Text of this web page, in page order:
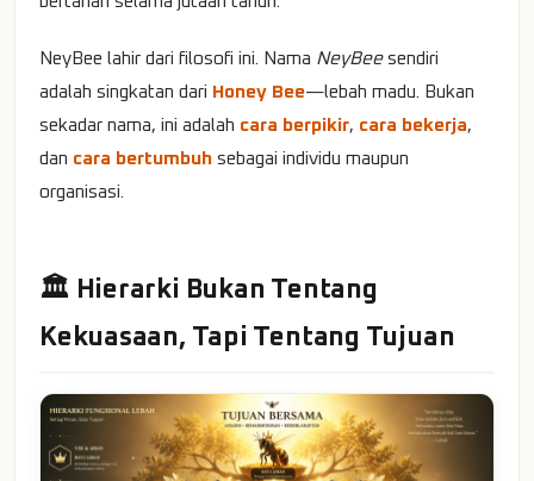
NeyBee lahir dari filosofi ini. Nama NeyBeesendiri
adalah singkatan dari Honey Bee—lebah madu. Bukan
sekadar nama, ini adalah cara berpikir, cara bekerja,
dan cara bertumbuh sebagai individu maupun
organisasi.
🏛️ Hierarki Bukan Tentang
Kekuasaan, Tapi Tentang Tujuan